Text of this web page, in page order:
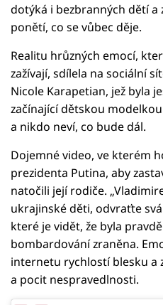
dotýká i bezbranných dětí
ponětí, co se vůbec děje.
Realitu hrůzných emocí,
zažívají, sdílela na sociální
Nicole Karapetian, jež byla
začínající dětskou
a nikdo neví, co bude dál.
Dojemné video, ve kterém
prezidenta Putina, aby
natočili její rodiče.
ukrajinské děti, odvraťte
které je vidět, že byla
bombardování zraněna.
internetu rychlostí blesku a
a pocit nespravedlnosti.